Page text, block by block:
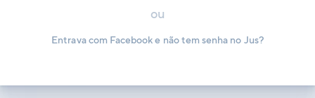
ou
Entrava com Facebook e não tem senha no Jus?